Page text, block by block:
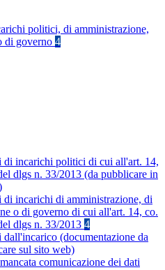
politici, di amministrazione,
di governo 4
di incarichi politici di cui all'art. 14,
dlgs n. 33/2013 (da pubblicare in
di incarichi di amministrazione, di
o di governo di cui all'art. 14, co.
dlgs n. 33/2013 4
dall'incarico (documentazione da
sul sito web)
comunicazione dei dati